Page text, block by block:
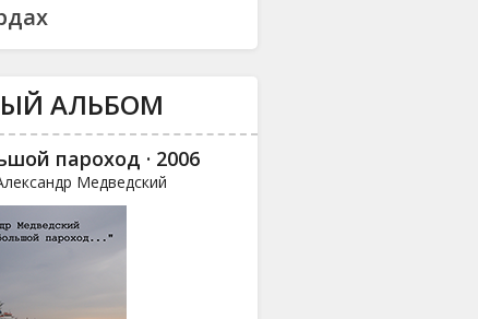
АЛЬБОМ
пароход · 2006
Медведский